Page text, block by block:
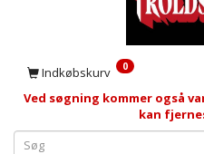
Indkøbskurv 0
Ved søgning kommer også
kan